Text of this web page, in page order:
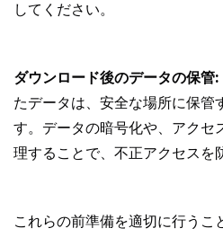
してください。
ダウンロード後のデータの保管:
たデータは、安全な場所に保管
す。データの暗号化や、アクセ
理することで、不正アクセスを
これらの前準備を適切に行う